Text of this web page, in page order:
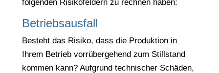
folgenden Risikofeldern zu rechnen haben:
Betriebsausfall
Besteht das Risiko, dass die Produktion in
Ihrem Betrieb vorrübergehend zum Stillstand
kommen kann? Aufgrund technischer Schäden,